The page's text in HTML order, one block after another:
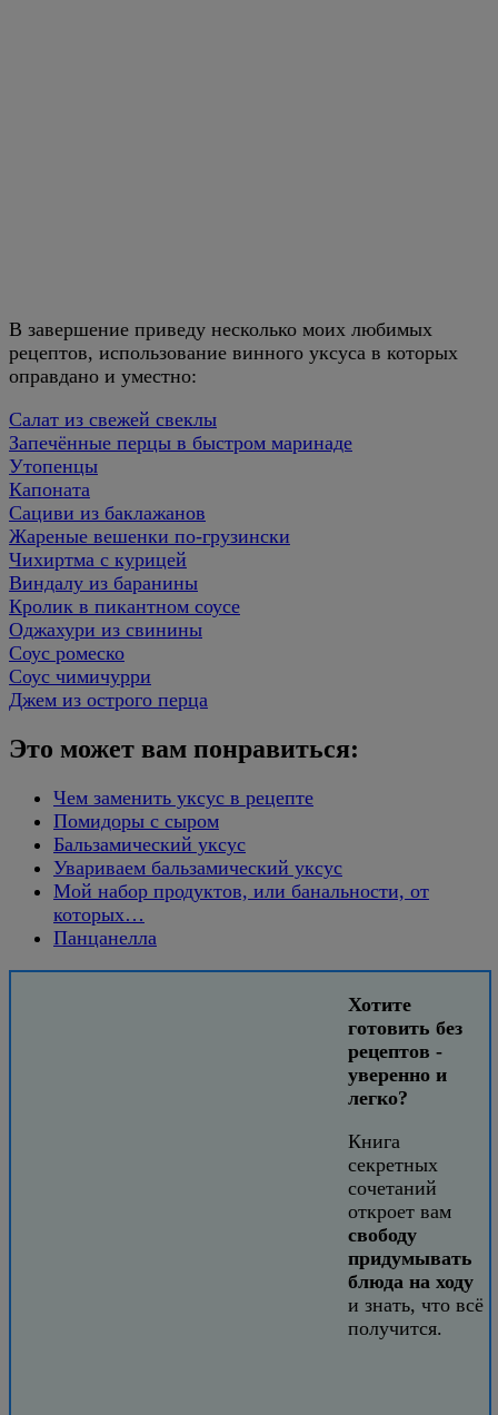
В завершение приведу несколько моих любимых
рецептов, использование винного уксуса в которых
оправдано и уместно:
Салат из свежей свеклы
Запечённые перцы в быстром маринаде
Утопенцы
Капоната
Сациви из баклажанов
Жареные вешенки по-грузински
Чихиртма с курицей
Виндалу из баранины
Кролик в пикантном соусе
Оджахури из свинины
Соус ромеско
Соус чимичурри
Джем из острого перца
Это может вам понравиться:
Чем заменить уксус в рецепте
Помидоры с сыром
Бальзамический уксус
Увариваем бальзамический уксус
Мой набор продуктов, или банальности, от
которых…
Панцанелла
Хотите
готовить без
рецептов -
уверенно и
легко?
Книга
секретных
сочетаний
откроет вам
свободу
придумывать
блюда на ходу
и знать, что всё
получится.